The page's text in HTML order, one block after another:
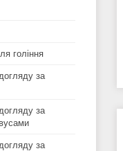
гоління
за
за
за